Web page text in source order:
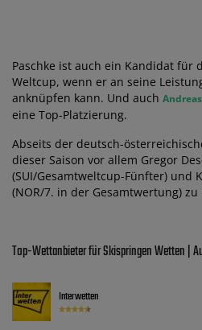
Paschke ist auch ein Kandidat für
Weltcup, wenn er an seine
anknüpfen kann. Und auch
eine Top-Platzierung.
Abseits der deutsch-
dieser Saison vor allem Gregor
(SUI/Gesamtweltcup-Fünfter) und
(NOR/7. in der Gesamtwertung)
Top-Wettanbieter für Skispringen Wetten |
Interwetten